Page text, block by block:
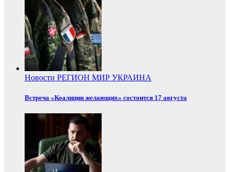
Новости РЕГИОН МИР УКРАИНА
Встреча «Коалиции желающих» состоится 17 августа